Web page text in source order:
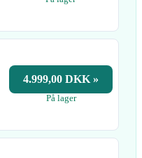
4.999,00 DKK »
På lager